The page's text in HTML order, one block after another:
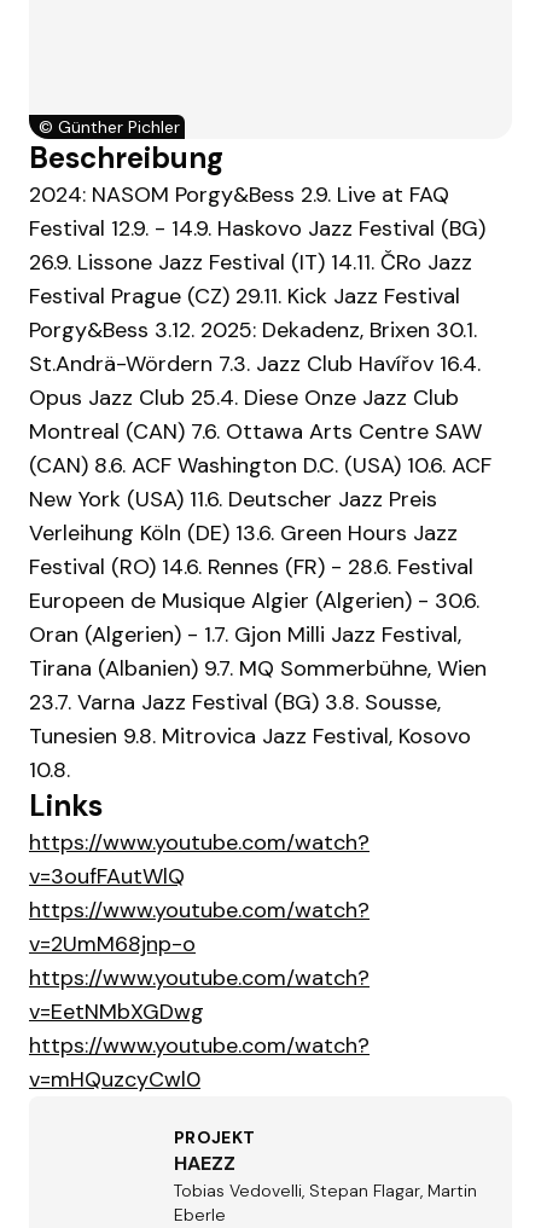
© Günther Pichler
Beschreibung
2024: NASOM Porgy&Bess 2.9. Live at FAQ
Festival 12.9. - 14.9. Haskovo Jazz Festival (BG)
26.9. Lissone Jazz Festival (IT) 14.11. ČRo Jazz
Festival Prague (CZ) 29.11. Kick Jazz Festival
Porgy&Bess 3.12. 2025: Dekadenz, Brixen 30.1.
St.Andrä-Wördern 7.3. Jazz Club Havířov 16.4.
Opus Jazz Club 25.4. Diese Onze Jazz Club
Montreal (CAN) 7.6. Ottawa Arts Centre SAW
(CAN) 8.6. ACF Washington D.C. (USA) 10.6. ACF
New York (USA) 11.6. Deutscher Jazz Preis
Verleihung Köln (DE) 13.6. Green Hours Jazz
Festival (RO) 14.6. Rennes (FR) - 28.6. Festival
Europeen de Musique Algier (Algerien) - 30.6.
Oran (Algerien) - 1.7. Gjon Milli Jazz Festival,
Tirana (Albanien) 9.7. MQ Sommerbühne, Wien
23.7. Varna Jazz Festival (BG) 3.8. Sousse,
Tunesien 9.8. Mitrovica Jazz Festival, Kosovo
10.8.
Links
https://www.youtube.com/watch?
v=3oufFAutWlQ
https://www.youtube.com/watch?
v=2UmM68jnp-o
https://www.youtube.com/watch?
v=EetNMbXGDwg
https://www.youtube.com/watch?
v=mHQuzcyCwl0
PROJEKT
HAEZZ
Tobias Vedovelli, Stepan Flagar, Martin
Eberle